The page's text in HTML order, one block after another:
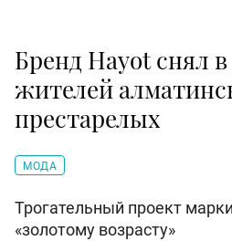
Бренд Hayot снял
жителей
престарелых
МОДА
Трогательный проект
«золотому возрасту»